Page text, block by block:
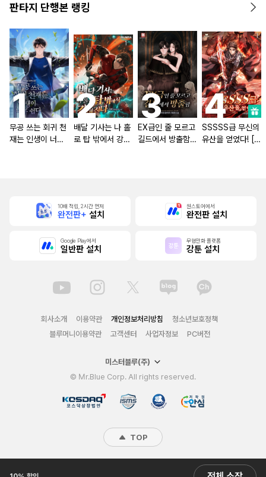
판타지 단행본 랭킹
무공 쓰는 회귀 천
재는 인생이 너무
배달 기사는 나 홀
로 탑 밖에서 강해
EX급인 줄 모르고
길드에서 방출함
SSSSS급 무신의
유산을 얻었다! [단
10배 적립, 2시간 먼저
완전판+ 설치
원스토어에서
완전판 설치
Google Play에서
일반판 설치
무협만화 플랫폼
강툰 설치
회사소개 이용약관 개인정보처리방침
청소년보호정책
블루머니이용약관
고객센터 사업자정보 PC버전
미스터블루(주)
© Mr.Blue Corp. All rights reserved.
TOP